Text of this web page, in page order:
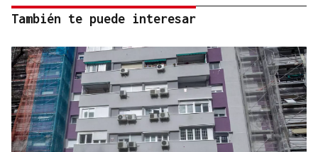
También te puede interesar